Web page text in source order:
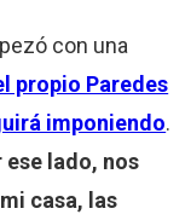
con una
propio Paredes
imponiendo.
lado, nos
casa, las